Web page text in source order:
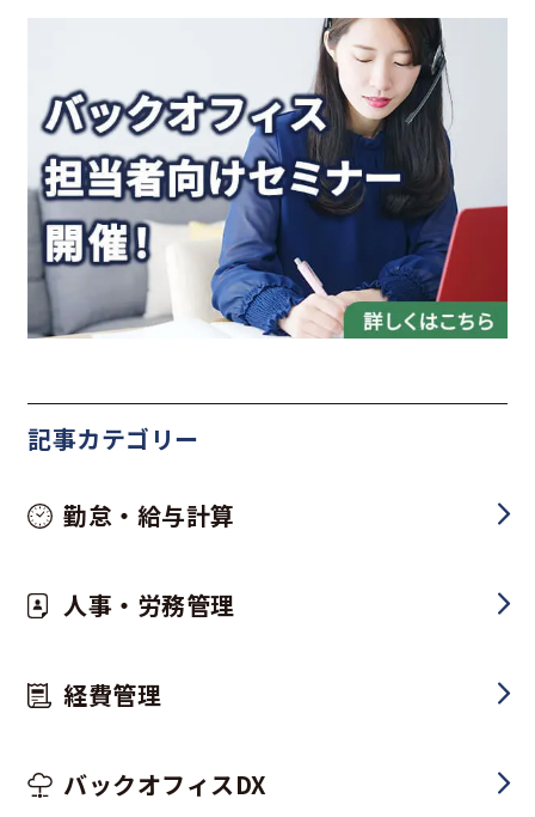
記事カテゴリー
勤怠・給与計算
人事・労務管理
経費管理
バックオフィスDX